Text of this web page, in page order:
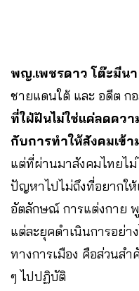
พญ.เพชรดาว โต๊ะมีนา
ชายแดนใต้ และ อดีต กอ
ที่ใฝ่ฝันไม่ใช่แค่ลดคว
กับการทำให้สังคมเข้า
แต่ที่ผ่านมาสังคมไทยไม่
ปัญหาไปไม่ถึงที่อยากใ
อัตลักษณ์ การแต่งกาย
แต่ละยุคดำเนินการอย่า
ทางการเมือง คือส่วนส
ๆ ไปปฏิบัติ